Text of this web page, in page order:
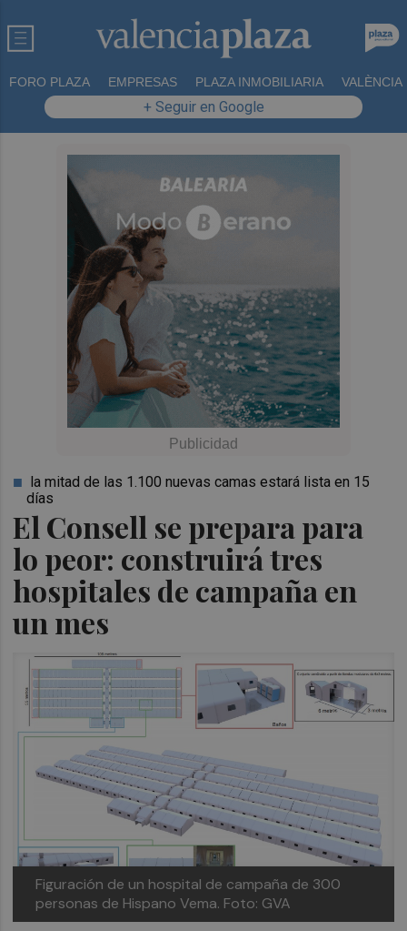
FORO PLAZA EMPRESAS PLAZA INMOBILIARIA VALÈNCIA
+ Seguir en Google
El Consell se prepara para
lo peor: construirá tres
hospitales de campaña en
un mes
la mitad de las 1.100 nuevas camas estará lista en 15
días
Figuración de un hospital de campaña de 300
personas de Hispano Vema. Foto: GVA